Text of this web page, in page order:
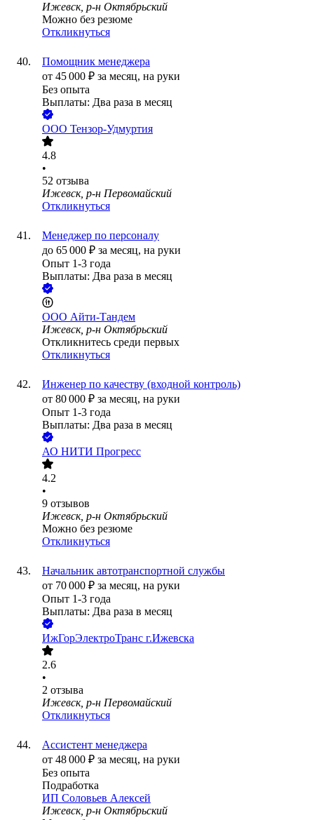
Ижевск, р-н Октябрьский
Можно без резюме
Откликнуться
Помощник менеджера
от 45 000 ₽ за месяц, на руки
Без опыта
Выплаты: Два раза в месяц
ООО Тензор-Удмуртия
4.8
•
52 отзыва
Ижевск, р-н Первомайский
Откликнуться
Менеджер по персоналу
до 65 000 ₽ за месяц, на руки
Опыт 1-3 года
Выплаты: Два раза в месяц
ООО Айти-Тандем
Ижевск, р-н Октябрьский
Откликнитесь среди первых
Откликнуться
Инженер по качеству (входной контроль)
от 80 000 ₽ за месяц, на руки
Опыт 1-3 года
Выплаты: Два раза в месяц
АО НИТИ Прогресс
4.2
•
9 отзывов
Ижевск, р-н Октябрьский
Можно без резюме
Откликнуться
Начальник автотранспортной службы
от 70 000 ₽ за месяц, на руки
Опыт 1-3 года
Выплаты: Два раза в месяц
ИжГорЭлектроТранс г.Ижевска
2.6
•
2 отзыва
Ижевск, р-н Первомайский
Откликнуться
Ассистент менеджера
от 48 000 ₽ за месяц, на руки
Без опыта
Подработка
ИП Соловьев Алексей
Ижевск, р-н Октябрьский